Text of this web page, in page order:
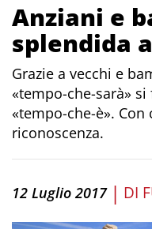
Anziani e
splendida
Grazie a vecchi e
«tempo-che-sarà»
«tempo-che-è».
riconoscenza.
12 Luglio 2017 | DI